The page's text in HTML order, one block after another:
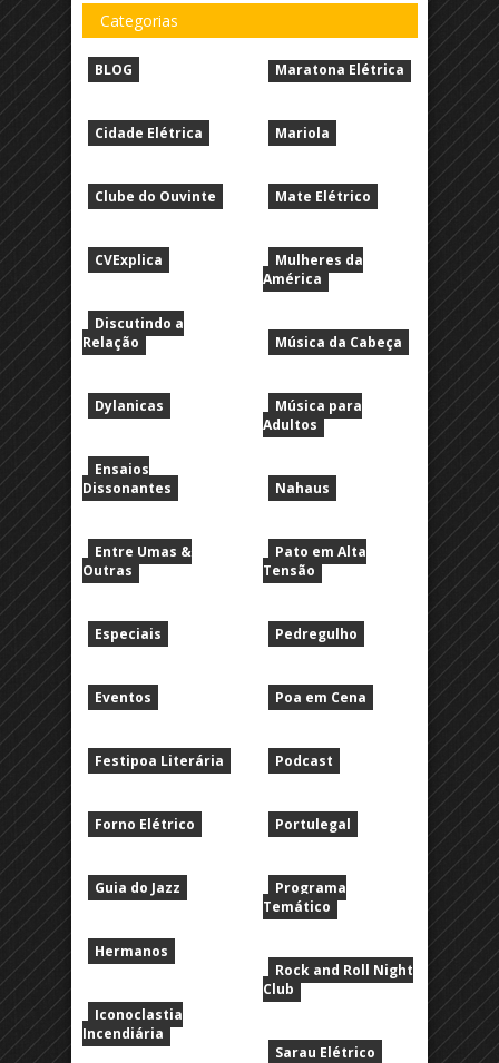
Categorias
BLOG
Cidade Elétrica
Clube do Ouvinte
CVExplica
Discutindo a
Relação
Dylanicas
Ensaios
Dissonantes
Entre Umas &
Outras
Especiais
Eventos
Festipoa Literária
Forno Elétrico
Guia do Jazz
Hermanos
Iconoclastia
Incendiária
Maratona Elétrica
Mariola
Mate Elétrico
Mulheres da
América
Música da Cabeça
Música para
Adultos
Nahaus
Pato em Alta
Tensão
Pedregulho
Poa em Cena
Podcast
Portulegal
Programa
Temático
Rock and Roll Night
Club
Sarau Elétrico